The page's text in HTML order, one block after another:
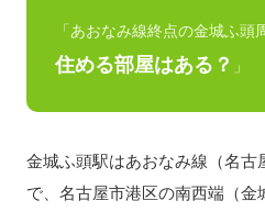
「あおなみ線終点の金城ふ頭
住める部屋はある？ 」
金城ふ頭駅はあおなみ線（名古
で、名古屋市港区の南西端（金